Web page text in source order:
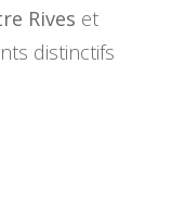
Rives et
distinctifs